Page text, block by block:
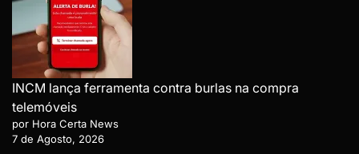
INCM lança ferramenta contra burlas na compra
telemóveis
por Hora Certa News
7 de Agosto, 2026